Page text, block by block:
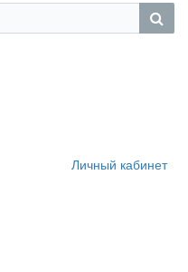
Личный кабинет